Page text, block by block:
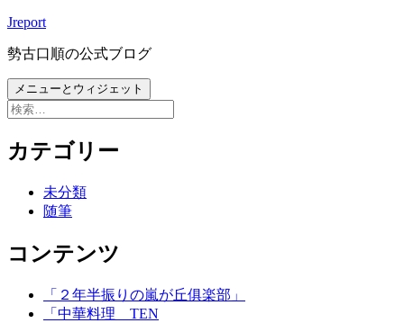
コ
テ
ン
ツ
へ
キ
Jreport
勢古口順の公式ブログ
メニューとウィジェット
検
カテゴリー
未分類
随筆
コンテンツ
「２年半振りの嵐が丘俱楽部」
「中華料理 TEN